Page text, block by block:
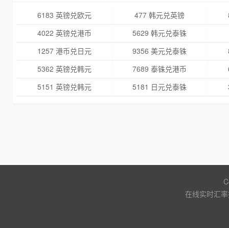
6183 英镑兑欧元 477 韩元兑英镑
4022 英镑兑港币
5629 韩元兑泰铢
1257 港币兑日元
9356 美元兑泰铢
5362 英镑兑韩元
7689 泰铢兑港币
5151 英镑兑韩元
5181 日元兑泰铢
在线实时汇